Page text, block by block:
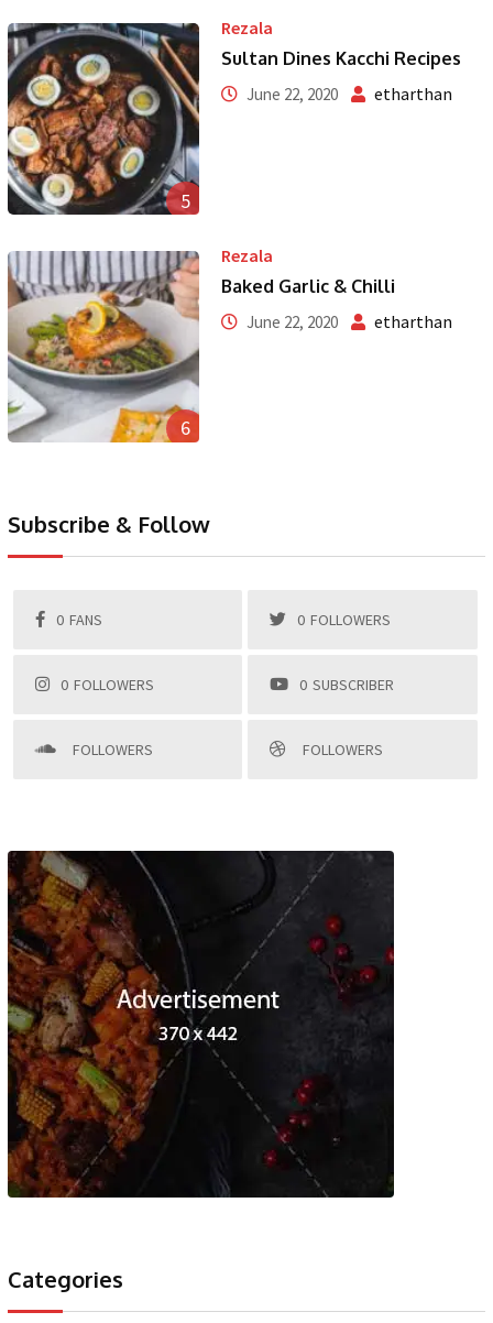
5
Rezala
Sultan Dines Kacchi Recipes
June 22, 2020 etharthan
6
Rezala
Baked Garlic & Chilli
June 22, 2020 etharthan
Subscribe & Follow
0 FANS 0 FOLLOWERS
0 FOLLOWERS 0 SUBSCRIBER
FOLLOWERS FOLLOWERS
Categories